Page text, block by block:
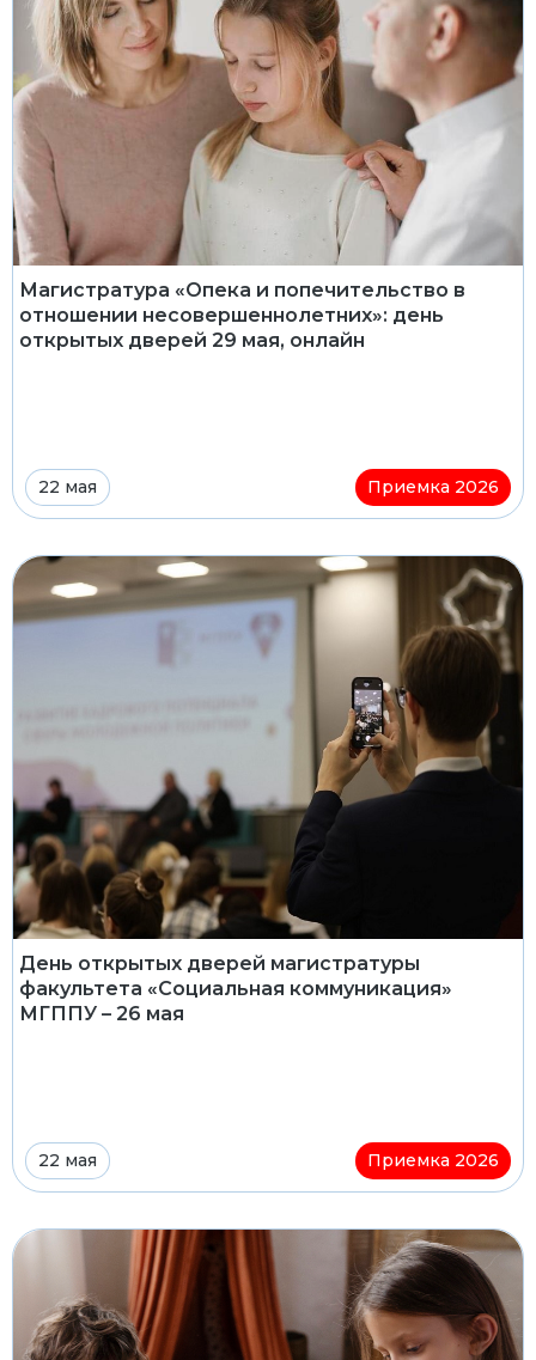
Магистратура «Опека и попечительство в
отношении несовершеннолетних»: день
открытых дверей 29 мая, онлайн
22 мая Приемка 2026
День открытых дверей магистратуры
факультета «Социальная коммуникация»
МГППУ – 26 мая
22 мая Приемка 2026